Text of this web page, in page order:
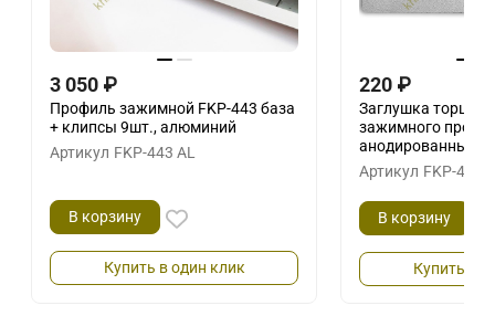
3 050 ₽
Профиль зажимной FKP-443 база
+ клипсы 9шт., алюминий
Артикул FKP-443 AL
В корзину
Купить в один клик
220 ₽
Заглушка
зажимного
анодированный
Артикул FKP-402
В корзину
Купить в